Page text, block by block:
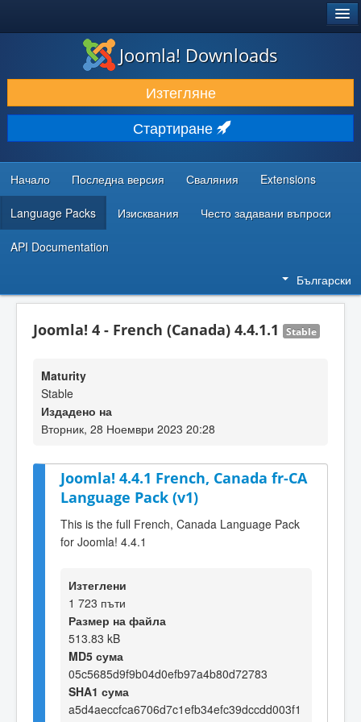
ИЗТЕГЛЯНЕ & РАЗШИРЯВАНЕ
ОТКРИВАЙТЕ & УЧЕТЕ
ОБЩНОСТ & ПОДДРЪЖКА
РЕСУРСИ ЗА РАЗРАБОТКА
Joomla! Downloads
Изтегляне
Стартиране
Начало Последна версия Сваляния Extensions
Language Packs Изисквания Често задавани въпроси
API Documentation
Български
Joomla! 4 - French (Canada) 4.4.1.1 Stable
Maturity
Stable
Издадено на
Вторник, 28 Ноември 2023 20:28
Joomla! 4.4.1 French, Canada fr-CA
Language Pack (v1)
This is the full French, Canada Language Pack
for Joomla! 4.4.1
Изтеглени
1 723 пъти
Размер на файла
513.83 kB
MD5 сума
05c5685d9f9b04d0efb97a4b80d72783
SHA1 сума
a5d4aeccfca6706d7c1efb34efc39dccdd003f1